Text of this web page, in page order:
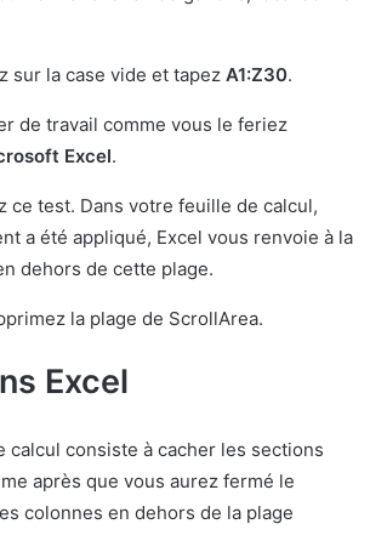
sur la case vide et tapez A1:Z30.
de travail comme vous le feriez
Excel.
ce test. Dans votre feuille de calcul,
a été appliqué, Excel vous renvoie à la
dehors de cette plage.
la plage de ScrollArea.
Excel
calcul consiste à cacher les sections
après que vous aurez fermé le
colonnes en dehors de la plage